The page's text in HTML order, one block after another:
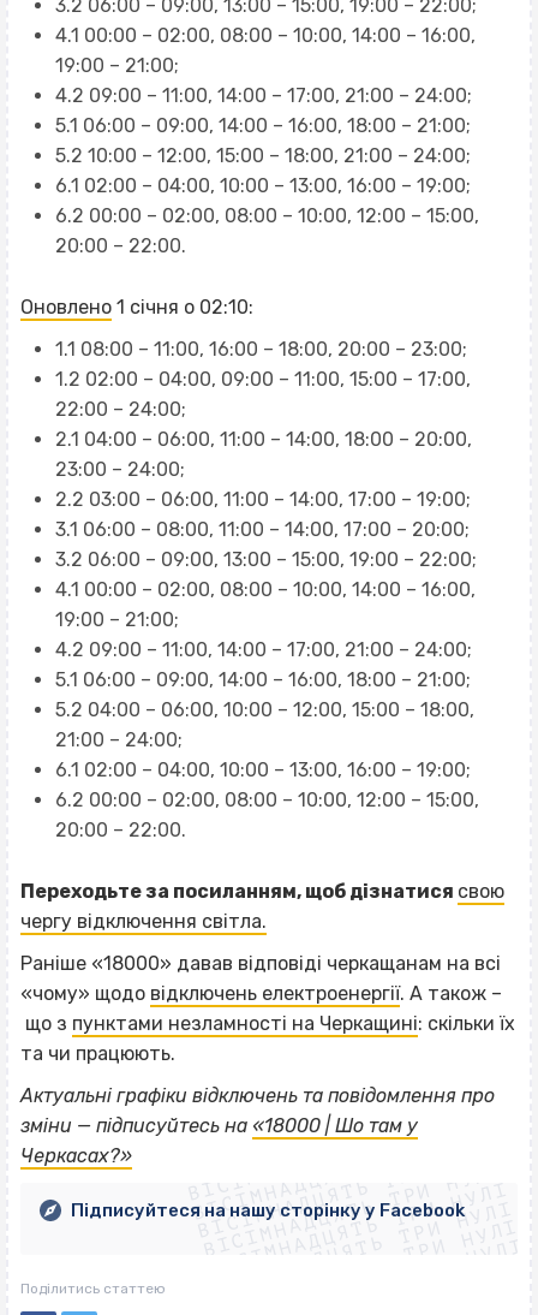
3.2 06:00 – 09:00, 13:00 – 15:00, 19:00 – 22:00;
4.1 00:00 – 02:00, 08:00 – 10:00, 14:00 – 16:00,
19:00 – 21:00;
4.2 09:00 – 11:00, 14:00 – 17:00, 21:00 – 24:00;
5.1 06:00 – 09:00, 14:00 – 16:00, 18:00 – 21:00;
5.2 10:00 – 12:00, 15:00 – 18:00, 21:00 – 24:00;
6.1 02:00 – 04:00, 10:00 – 13:00, 16:00 – 19:00;
6.2 00:00 – 02:00, 08:00 – 10:00, 12:00 – 15:00,
20:00 – 22:00.
Оновлено 1 січня о 02:10:
1.1 08:00 – 11:00, 16:00 – 18:00, 20:00 – 23:00;
1.2 02:00 – 04:00, 09:00 – 11:00, 15:00 – 17:00,
22:00 – 24:00;
2.1 04:00 – 06:00, 11:00 – 14:00, 18:00 – 20:00,
23:00 – 24:00;
2.2 03:00 – 06:00, 11:00 – 14:00, 17:00 – 19:00;
3.1 06:00 – 08:00, 11:00 – 14:00, 17:00 – 20:00;
3.2 06:00 – 09:00, 13:00 – 15:00, 19:00 – 22:00;
4.1 00:00 – 02:00, 08:00 – 10:00, 14:00 – 16:00,
19:00 – 21:00;
4.2 09:00 – 11:00, 14:00 – 17:00, 21:00 – 24:00;
5.1 06:00 – 09:00, 14:00 – 16:00, 18:00 – 21:00;
5.2 04:00 – 06:00, 10:00 – 12:00, 15:00 – 18:00,
21:00 – 24:00;
6.1 02:00 – 04:00, 10:00 – 13:00, 16:00 – 19:00;
6.2 00:00 – 02:00, 08:00 – 10:00, 12:00 – 15:00,
20:00 – 22:00.
Переходьте за посиланням, щоб дізнатися свою
чергу відключення світла.
Раніше «18000» давав відповіді черкащанам на всі
«чому» щодо відключень електроенергії. А також –
що з пунктами незламності на Черкащині: скільки їх
та чи працюють.
Актуальні графіки відключень та повідомлення про
зміни — підписуйтесь на «18000 | Шо там у
Черкасах?»
ВІСІМНАДЦЯТЬ ТРИ НУЛІ
ВІСІМНАДЦЯТЬ ТРИ НУЛІ
ВІСІМНАДЦЯТЬ ТРИ НУЛІ
ВІСІМНАДЦЯТЬ ТРИ НУЛІ
ВІСІМНАДЦЯТЬ ТРИ НУЛІ
ВІСІМНАДЦЯТЬ ТРИ НУЛІ
ВІСІМНАДЦЯТЬ ТРИ НУЛІ
ВІСІМНАДЦЯТЬ ТРИ НУЛІ
Підписуйтеся на нашу сторінку у Facebook
Поділитись статтею